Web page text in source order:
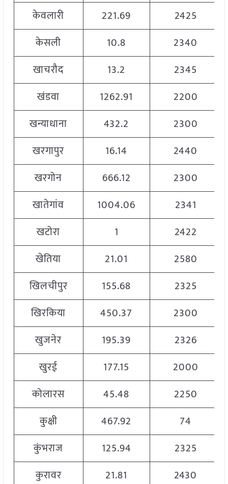
केवलारी
221.69
2425
केसली
10.8
2340
खाचरौद
13.2
2345
खंडवा
1262.91
2200
खन्याधाना
432.2
2300
खरगापुर
16.14
2440
खरगोन
666.12
2300
खातेगांव
1004.06
2341
खटोरा
1
2422
खेतिया
21.01
2580
खिलचीपुर
155.68
2325
खिरकिया
450.37
2300
खुजनेर
195.39
2326
खुरई
177.15
2000
कोलारस
45.48
2250
कुक्षी
467.92
74
कुंभराज
125.94
2325
कुरावर
21.81
2430